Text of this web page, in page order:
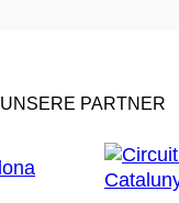
UNSERE PARTNER